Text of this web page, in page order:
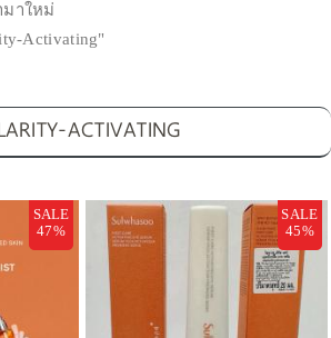
าใหม่
Activating"
ACTIVATING
SALE
47%
SALE
45%